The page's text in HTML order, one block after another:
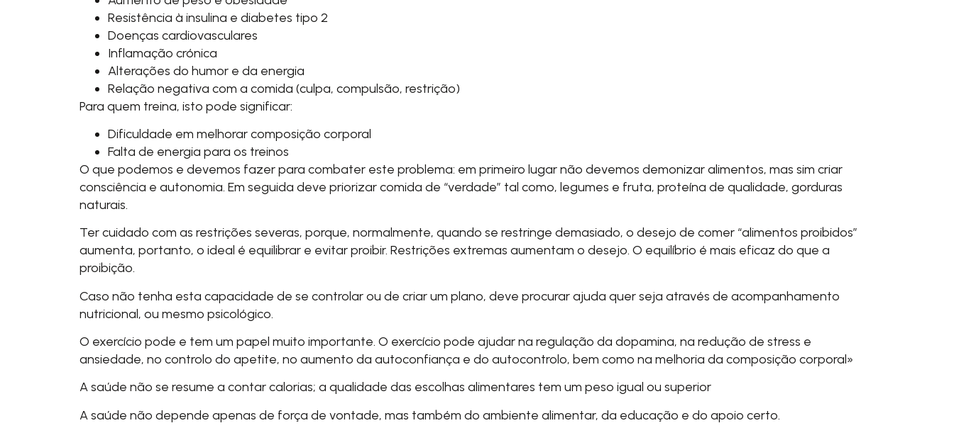
Resistência à insulina e diabetes tipo 2
Doenças cardiovasculares
Inflamação crónica
Alterações do humor e da energia
Relação negativa com a comida (culpa, compulsão, restrição)
Para quem treina, isto pode significar:
Dificuldade em melhorar composição corporal
Falta de energia para os treinos
O que podemos e devemos fazer para combater este problema: em primeiro lugar não devemos demonizar alimentos, mas sim criar
consciência e autonomia. Em seguida deve priorizar comida de “verdade” tal como, legumes e fruta, proteína de qualidade, gorduras
naturais.
Ter cuidado com as restrições severas, porque, normalmente, quando se restringe demasiado, o desejo de comer “alimentos proibidos”
aumenta, portanto, o ideal é equilibrar e evitar proibir. Restrições extremas aumentam o desejo. O equilíbrio é mais eficaz do que a
proibição.
Caso não tenha esta capacidade de se controlar ou de criar um plano, deve procurar ajuda quer seja através de acompanhamento
nutricional, ou mesmo psicológico.
O exercício pode e tem um papel muito importante. O exercício pode ajudar na regulação da dopamina, na redução de stress e
ansiedade, no controlo do apetite, no aumento da autoconfiança e do autocontrolo, bem como na melhoria da composição corporal»
A saúde não se resume a contar calorias; a qualidade das escolhas alimentares tem um peso igual ou superior
A saúde não depende apenas de força de vontade, mas também do ambiente alimentar, da educação e do apoio certo.